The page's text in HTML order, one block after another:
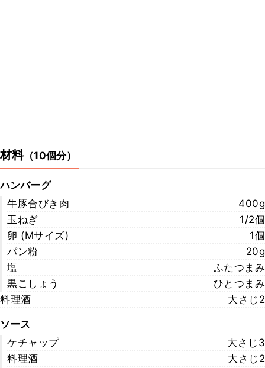
材料（10個分）
ハンバーグ
牛豚合びき肉
400g
玉ねぎ
1/2個
卵 (Mサイズ)
1個
パン粉
20g
塩
ふたつまみ
黒こしょう
ひとつまみ
料理酒
大さじ2
ソース
ケチャップ
大さじ3
料理酒
大さじ2